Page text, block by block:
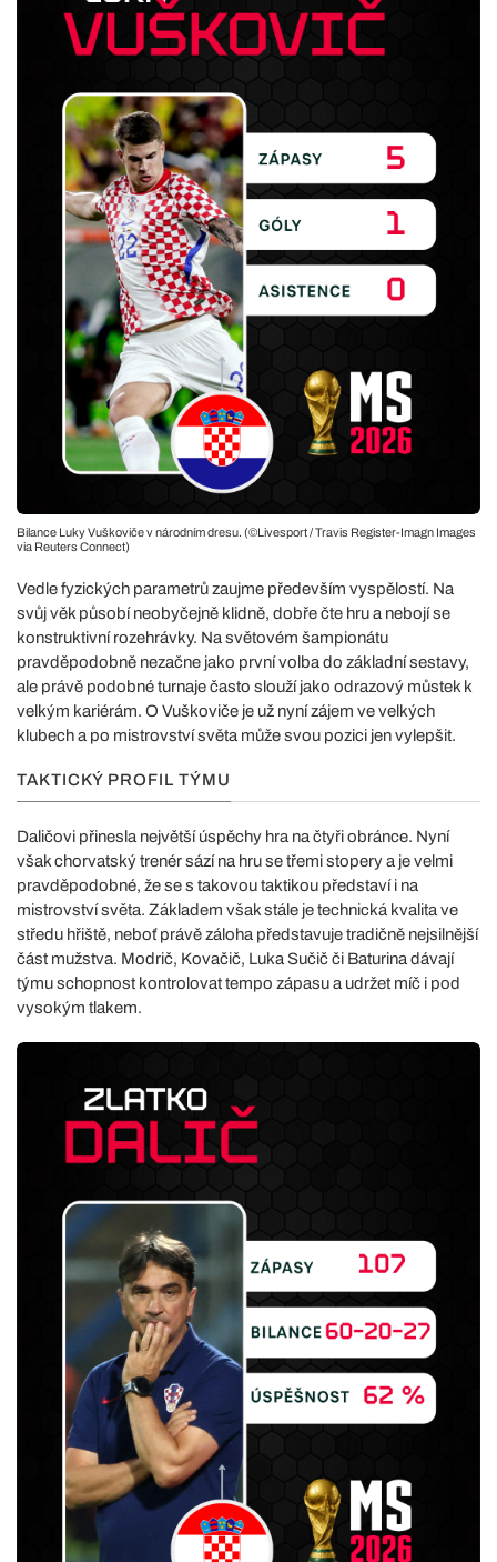
Bilance Luky Vuškoviče v národním dresu. (©Livesport / Travis Register-Imagn Images
via Reuters Connect)
Vedle fyzických parametrů zaujme především vyspělostí. Na
svůj věk působí neobyčejně klidně, dobře čte hru a nebojí se
konstruktivní rozehrávky. Na světovém šampionátu
pravděpodobně nezačne jako první volba do základní sestavy,
ale právě podobné turnaje často slouží jako odrazový můstek k
velkým kariérám. O Vuškoviče je už nyní zájem ve velkých
klubech a po mistrovství světa může svou pozici jen vylepšit.
TAKTICKÝ PROFIL TÝMU
Daličovi přinesla největší úspěchy hra na čtyři obránce. Nyní
však chorvatský trenér sází na hru se třemi stopery a je velmi
pravděpodobné, že se s takovou taktikou představí i na
mistrovství světa. Základem však stále je technická kvalita ve
středu hřiště, neboť právě záloha představuje tradičně nejsilnější
část mužstva. Modrič, Kovačič, Luka Sučič či Baturina dávají
týmu schopnost kontrolovat tempo zápasu a udržet míč i pod
vysokým tlakem.